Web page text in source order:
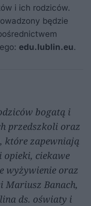
i ich rodziców.
będzie
edu.lublin.eu.
bogatą i
przedszkoli oraz
które zapewniają
opieki, ciekawe
wyżywienie oraz
Mariusz Banach,
ds. oświaty i